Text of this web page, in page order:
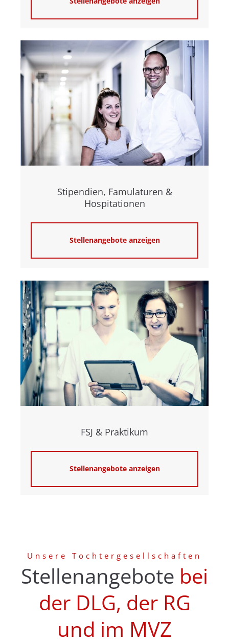
Stipendien, Famulaturen &
Hospitationen
Stellenangebote anzeigen
FSJ & Praktikum
Stellenangebote anzeigen
Unsere Tochtergesellschaften
Stellenangebote bei
der DLG, der RG
und im MVZ